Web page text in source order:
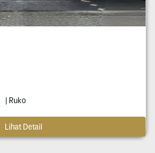
| Ruko
Lihat Detail